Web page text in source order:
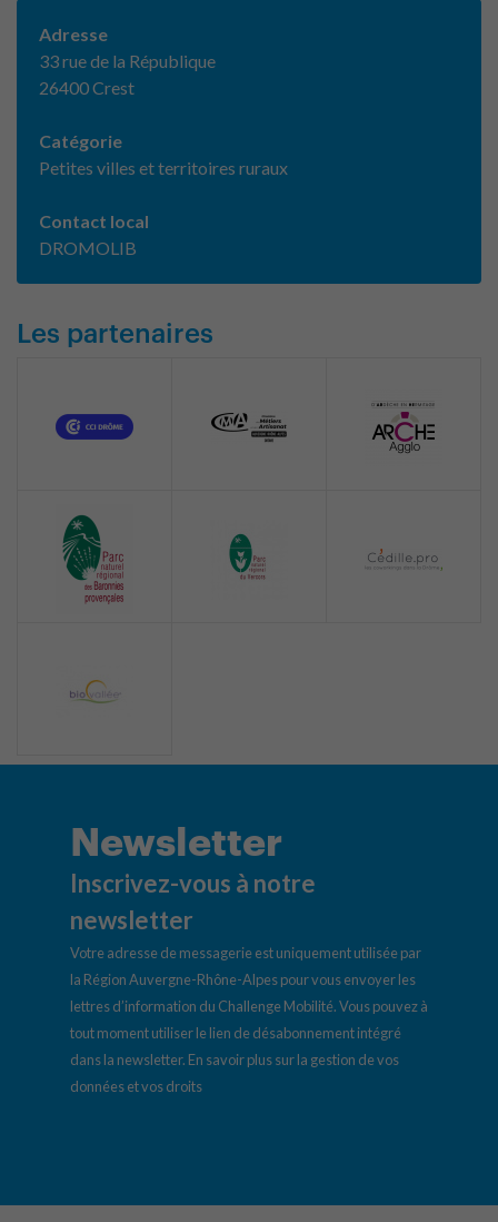
Adresse
33 rue de la République
26400 Crest
Catégorie
Petites villes et territoires ruraux
Contact local
DROMOLIB
Les partenaires
Newsletter
Inscrivez-vous à notre
newsletter
Votre adresse de messagerie est uniquement utilisée par
la Région Auvergne-Rhône-Alpes pour vous envoyer les
lettres d’information du Challenge Mobilité. Vous pouvez à
tout moment utiliser le lien de désabonnement intégré
dans la newsletter. En savoir plus sur la gestion de vos
données et vos droits